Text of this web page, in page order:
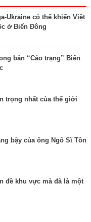
Ukraine có thể khiến Việt
ở Biển Đông
bản “Cáo trạng” Biển
trọng nhất của thế giới
bậy của ông Ngô Sĩ Tồn
đề khu vực mà đã là một